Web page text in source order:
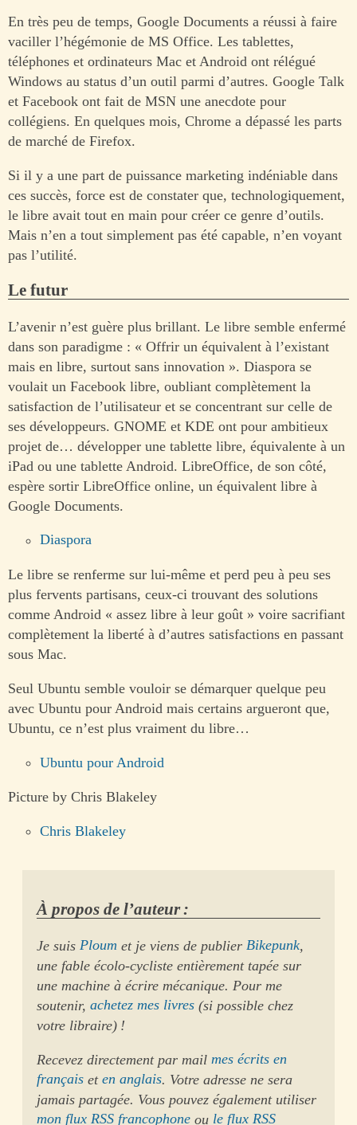
En très peu de temps, Google Documents a réussi à faire
vaciller l’hégémonie de MS Office. Les tablettes,
téléphones et ordinateurs Mac et Android ont rélégué
Windows au status d’un outil parmi d’autres. Google Talk
et Facebook ont fait de MSN une anecdote pour
collégiens. En quelques mois, Chrome a dépassé les parts
de marché de Firefox.
Si il y a une part de puissance marketing indéniable dans
ces succès, force est de constater que, technologiquement,
le libre avait tout en main pour créer ce genre d’outils.
Mais n’en a tout simplement pas été capable, n’en voyant
pas l’utilité.
Le futur
L’avenir n’est guère plus brillant. Le libre semble enfermé
dans son paradigme : « Offrir un équivalent à l’existant
mais en libre, surtout sans innovation ». Diaspora se
voulait un Facebook libre, oubliant complètement la
satisfaction de l’utilisateur et se concentrant sur celle de
ses développeurs. GNOME et KDE ont pour ambitieux
projet de… développer une tablette libre, équivalente à un
iPad ou une tablette Android. LibreOffice, de son côté,
espère sortir LibreOffice online, un équivalent libre à
Google Documents.
Diaspora
Le libre se renferme sur lui-même et perd peu à peu ses
plus fervents partisans, ceux-ci trouvant des solutions
comme Android « assez libre à leur goût » voire sacrifiant
complètement la liberté à d’autres satisfactions en passant
sous Mac.
Seul Ubuntu semble vouloir se démarquer quelque peu
avec Ubuntu pour Android mais certains argueront que,
Ubuntu, ce n’est plus vraiment du libre…
Ubuntu pour Android
Picture by Chris Blakeley
Chris Blakeley
À propos de l’auteur :
Je suisPloum et je viens de publierBikepunk,
une fable écolo-cycliste entièrement tapée sur
une machine à écrire mécanique. Pour me
soutenir,achetez mes livres (si possible chez
votre libraire) !
Recevez directement par mailmes écrits en
français eten anglais. Votre adresse ne sera
jamais partagée. Vous pouvez également utiliser
mon flux RSS francophone ou le flux RSS